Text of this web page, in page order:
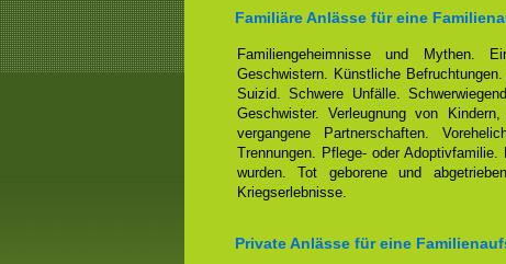
Familiäre Anlässe für eine
Familiengeheimnisse und Mythen.
Geschwistern. Künstliche
Suizid. Schwere Unfälle.
Geschwister. Verleugnung von
vergangene Partnerschaften.
Trennungen. Pflege- oder
wurden. Tot geborene und
Kriegserlebnisse.
Private Anlässe für eine